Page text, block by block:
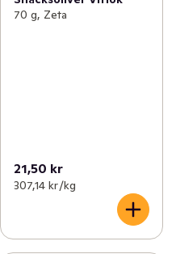
70 g, Zeta
21,50 kr
307,14 kr /kg